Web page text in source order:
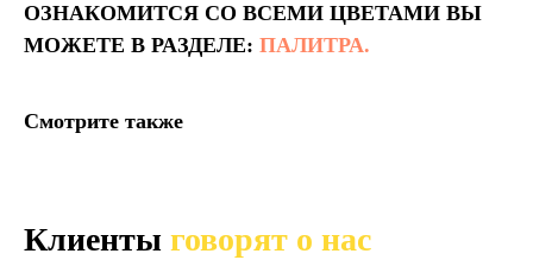
ОЗНАКОМИТСЯ СО ВСЕМИ ЦВЕТАМИ ВЫ
МОЖЕТЕ В РАЗДЕЛЕ: ПАЛИТРА.
Смотрите также
Клиенты говорят о нас